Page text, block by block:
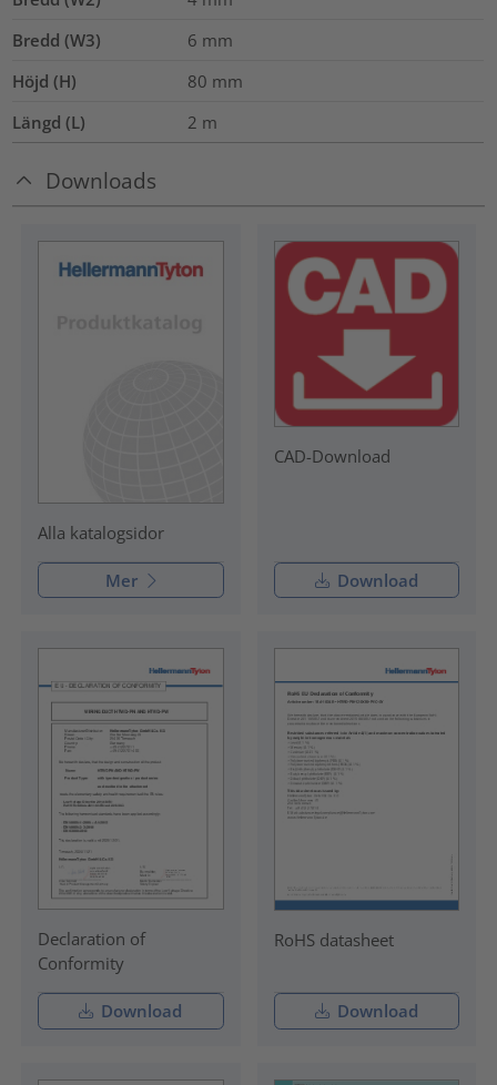
Bredd (W3)
6 mm
Höjd (H)
80 mm
Längd (L)
2 m
Downloads
Alla katalogsidor
Mer
CAD-Download
Download
Declaration of
Conformity
Download
RoHS datasheet
Download